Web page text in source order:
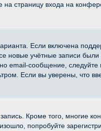
на страницу входа на
Если включена
новые учётные записи
email-сообщение,
Если вы уверены, что
Кроме того, многие
попробуйте